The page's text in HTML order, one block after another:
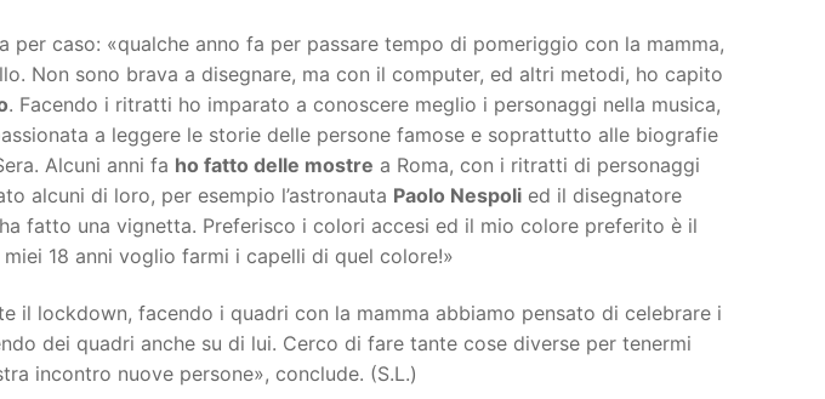
per caso: «qualche anno fa per passare tempo di pomeriggio con la mamma,
Non sono brava a disegnare, ma con il computer, ed altri metodi, ho capito
. Facendo i ritratti ho imparato a conoscere meglio i personaggi nella musica,
a leggere le storie delle persone famose e soprattutto alle biografie
Alcuni anni fa ho fatto delle mostre a Roma, con i ritratti di personaggi
alcuni di loro, per esempio l’astronauta Paolo Nespoli ed il disegnatore
fatto una vignetta. Preferisco i colori accesi ed il mio colore preferito è il
miei 18 anni voglio farmi i capelli di quel colore!»
il lockdown, facendo i quadri con la mamma abbiamo pensato di celebrare i
dei quadri anche su di lui. Cerco di fare tante cose diverse per tenermi
incontro nuove persone», conclude. (S.L.)